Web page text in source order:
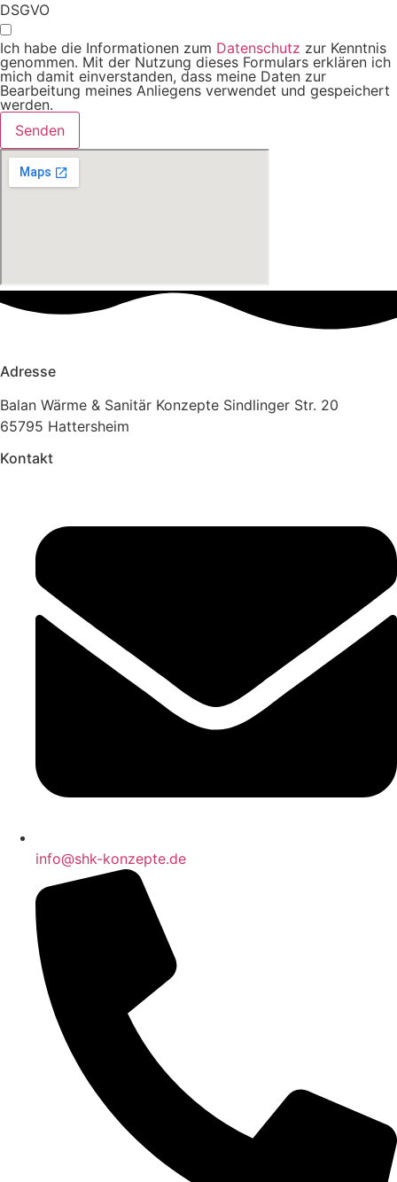
DSGVO
Ich habe die Informationen zum Datenschutz zur Kenntnis
genommen. Mit der Nutzung dieses Formulars erklären ich
mich damit einverstanden, dass meine Daten zur
Bearbeitung meines Anliegens verwendet und gespeichert
werden.
Senden
Adresse
Balan Wärme & Sanitär Konzepte Sindlinger Str. 20
65795 Hattersheim
Kontakt
info@shk-konzepte.de